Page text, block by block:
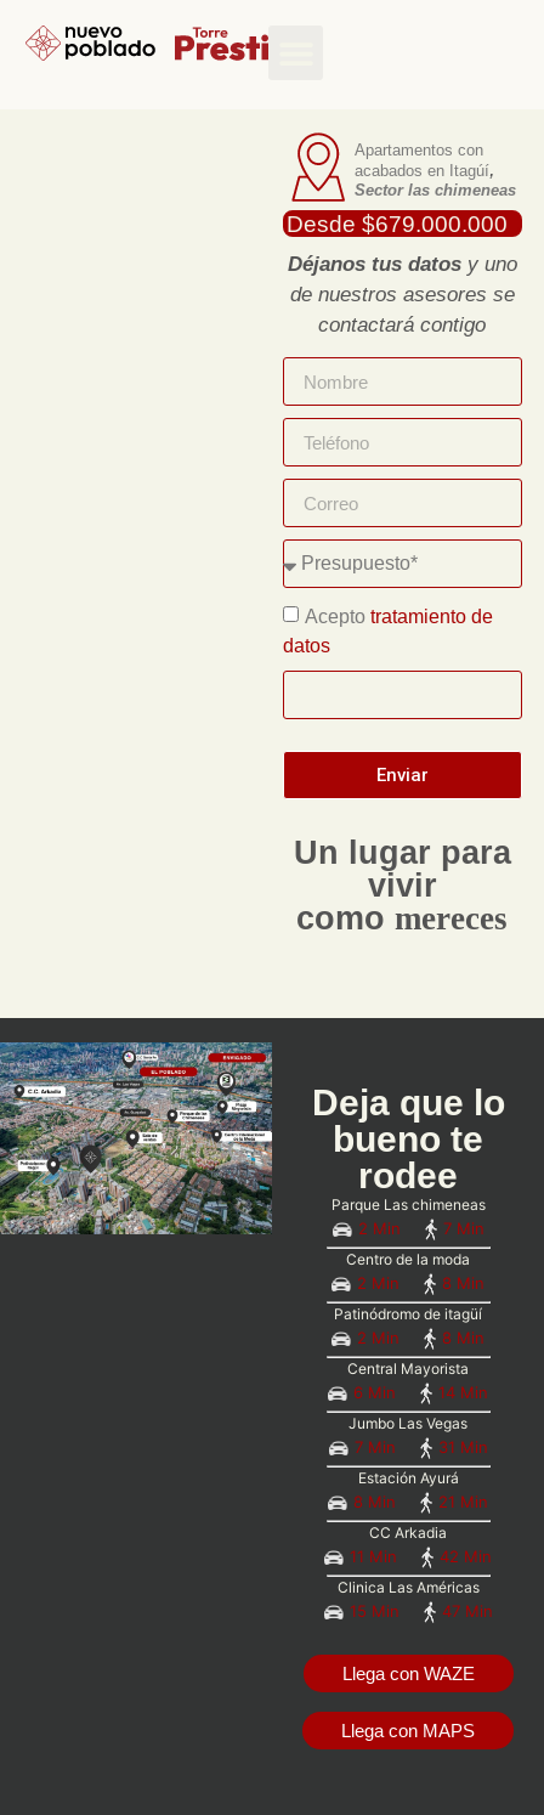
Apartamentos con
acabados en Itagúí,
Sector las chimeneas
Desde $679.000.000
Déjanos tus datosy uno
de nuestros asesores se
contactará contigo
Acepto tratamiento de
datos
Enviar
Un lugar para
vivir
comomereces
Deja que lo
bueno te
rodee
Parque Las chimeneas
2 Min 7 Min
Centro de la moda
2 Min 8 Min
Patinódromo de itagüí
2 Min 8 Min
Central Mayorista
6 Min 14 Min
Jumbo Las Vegas
7 Min 31 Min
Estación Ayurá
8 Min 21 Min
CC Arkadia
11 Min 42 Min
Clinica Las Américas
15 Min 47 Min
Llega con WAZE
Llega con MAPS